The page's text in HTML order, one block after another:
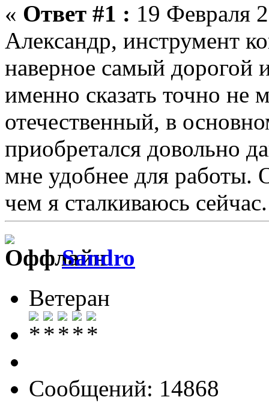
« Ответ #1 : 19 Февраля
Александр, инструмент
наверное самый дорогой
именно сказать точно не
отечественный, в
приобретался довольно
мне удобнее для работы.
чем я сталкиваюсь сейчас.
Sandro
Ветеран
Сообщений: 14868